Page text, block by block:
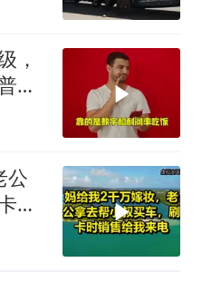
，
京
公
时